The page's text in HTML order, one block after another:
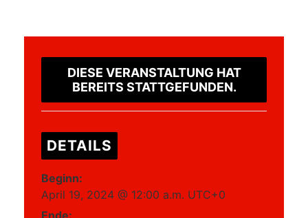
DIESE VERANSTALTUNG HAT
BEREITS STATTGEFUNDEN.
DETAILS
Beginn:
April 19, 2024 @ 12:00 a.m. UTC+0
Ende: